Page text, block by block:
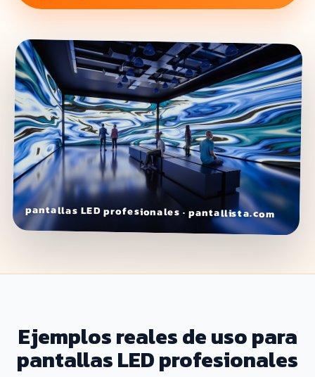
pantallas LED profesionales · pantallista.com
Ejemplos reales de uso para
pantallas LED profesionales